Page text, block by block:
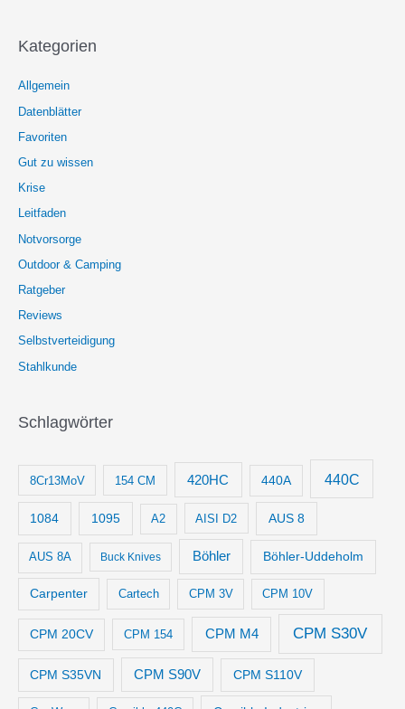
Kategorien
Allgemein
Datenblätter
Favoriten
Gut zu wissen
Krise
Leitfaden
Notvorsorge
Outdoor & Camping
Ratgeber
Reviews
Selbstverteidigung
Stahlkunde
Schlagwörter
8Cr13MoV 154 CM 420HC 440A 440C
1084 1095 A2 AISI D2 AUS 8
AUS 8A Buck Knives Böhler Böhler-Uddeholm
Carpenter Cartech CPM 3V CPM 10V
CPM 20CV CPM 154 CPM M4 CPM S30V
CPM S35VN CPM S90V CPM S110V